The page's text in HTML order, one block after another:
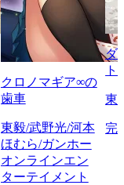
クロノマギア∞の
歯車
東毅/武野光/河本
ほむら/ガンホー
オンラインエン
ターテイメント
ダ
ト
東
完